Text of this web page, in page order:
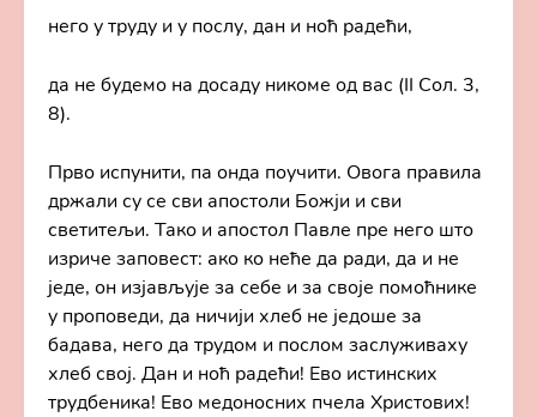
него у труду и у послу, дан и ноћ радећи,
да не будемо на досаду никоме од вас (II Сол. 3,
8).
Прво испунити, па онда поучити. Овога правила
држали су се сви апостоли Божји и сви
светитељи. Тако и апостол Павле пре него што
изриче заповест: ако ко неће да ради, да и не
једе, он изјављује за себе и за своје помоћнике
у проповеди, да ничији хлеб не једоше за
бадава, него да трудом и послом заслуживаху
хлеб свој. Дан и ноћ радећи! Ево истинских
трудбеника! Ево медоносних пчела Христових!